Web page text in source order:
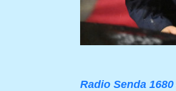
Radio Senda 1680